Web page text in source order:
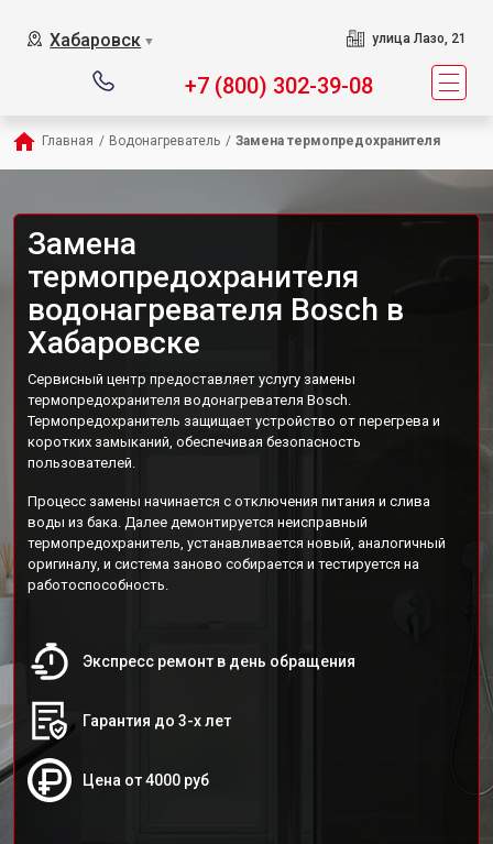
Хабаровск ▼ улица Лазо, 21
+7 (800) 302-39-08
Главная / Водонагреватель / Замена термопредохранителя
Замена
термопредохранителя
водонагревателя Bosch в
Хабаровске
Сервисный центр предоставляет услугу замены
термопредохранителя водонагревателя Bosch.
Термопредохранитель защищает устройство от перегрева и
коротких замыканий, обеспечивая безопасность
пользователей.
Процесс замены начинается с отключения питания и слива
воды из бака. Далее демонтируется неисправный
термопредохранитель, устанавливается новый, аналогичный
оригиналу, и система заново собирается и тестируется на
работоспособность.
Экспресс ремонт в день обращения
Гарантия до 3-х лет
Цена от 4000 руб